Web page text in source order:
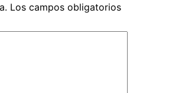
Los campos obligatorios